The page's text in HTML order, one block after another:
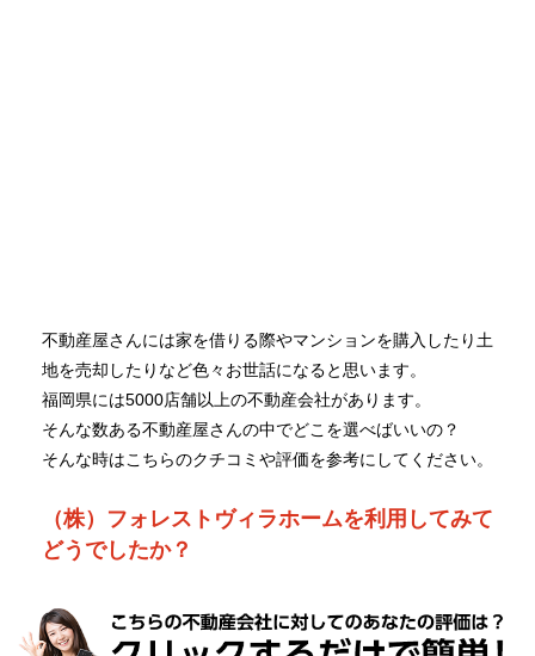
不動産屋さんには家を借りる際やマンションを購入したり土
地を売却したりなど色々お世話になると思います。
福岡県には5000店舗以上の不動産会社があります。
そんな数ある不動産屋さんの中でどこを選べばいいの？
そんな時はこちらのクチコミや評価を参考にしてください。
（株）フォレストヴィラホームを利用してみて
どうでしたか？